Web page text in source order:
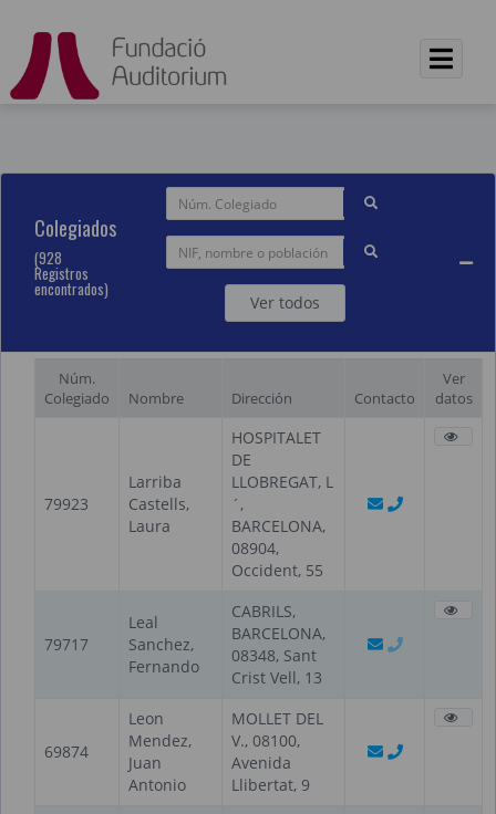
Colegiados
(928
Registros
encontrados)
Ver todos
Núm.
Colegiado
Nombre Dirección Contacto
Ver
datos
79923
Larriba
Castells,
Laura
HOSPITALET
DE
LLOBREGAT, L
´,
BARCELONA,
08904,
Occident, 55
79717
Leal
Sanchez,
Fernando
CABRILS,
BARCELONA,
08348, Sant
Crist Vell, 13
69874
Leon
Mendez,
Juan
Antonio
MOLLET DEL
V., 08100,
Avenida
Llibertat, 9